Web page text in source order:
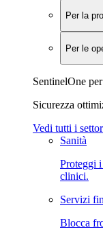
Per la
Per le
SentinelOne
Sicurezza
Vedi tutti i
Sanità
Proteggi
clinici.
Servizi
Blocca